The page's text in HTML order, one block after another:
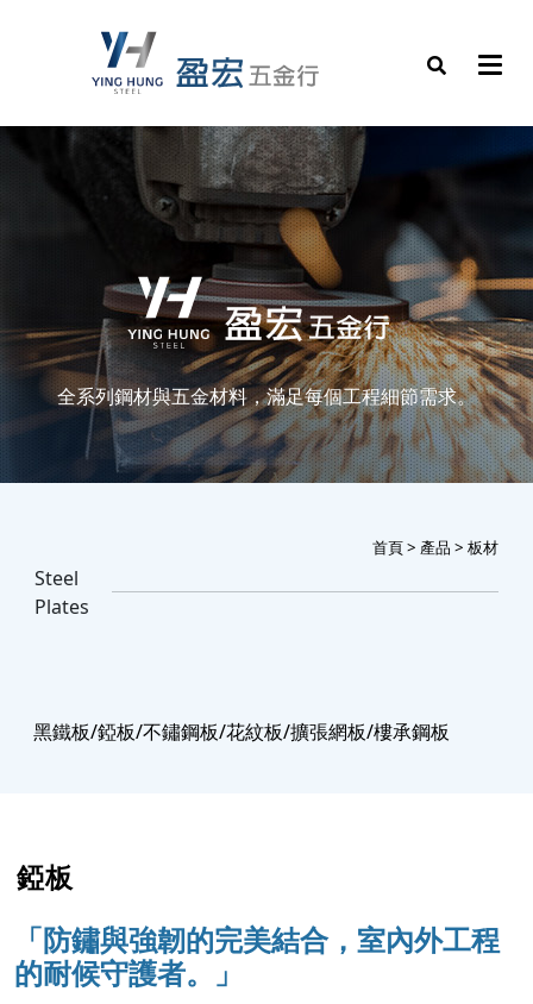
全系列鋼材與五金材料，滿足每個工程細節需求。
首頁> 產品 > 板材
Steel
Plates
黑鐵板/錏板/不鏽鋼板/花紋板/擴張網板/樓承鋼板
錏板
「防鏽與強韌的完美結合，室內外工程
的耐候守護者。」